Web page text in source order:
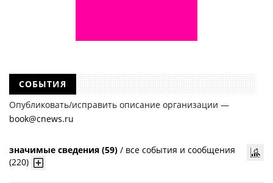
СОБЫТИЯ
Опубликовать/исправить описание организации —
book@cnews.ru
значимые сведения (59) / все события и сообщения
(220)